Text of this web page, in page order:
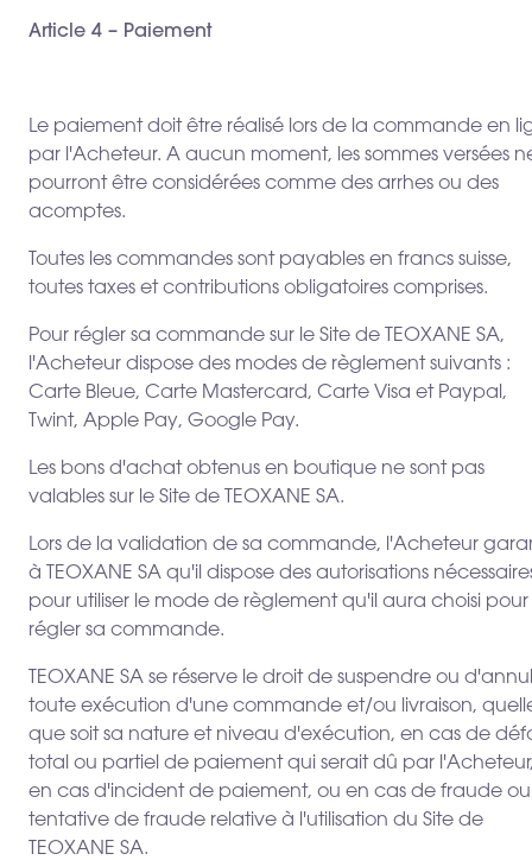
Article 4 – Paiement
Le paiement doit être réalisé lors de la commande en
par l'Acheteur. A aucun moment, les sommes versées
pourront être considérées comme des arrhes ou des
acomptes.
Toutes les commandes sont payables en francs suisse,
toutes taxes et contributions obligatoires comprises.
Pour régler sa commande sur le Site de TEOXANE SA,
l'Acheteur dispose des modes de règlement suivants :
Carte Bleue, Carte Mastercard, Carte Visa et Paypal,
Twint, Apple Pay, Google Pay.
Les bons d'achat obtenus en boutique ne sont pas
valables sur le Site de TEOXANE SA.
Lors de la validation de sa commande, l'Acheteur
à TEOXANE SA qu'il dispose des autorisations
pour utiliser le mode de règlement qu'il aura choisi pour
régler sa commande.
TEOXANE SA se réserve le droit de suspendre ou
toute exécution d'une commande et/ou livraison,
que soit sa nature et niveau d'exécution, en cas de
total ou partiel de paiement qui serait dû par
en cas d'incident de paiement, ou en cas de fraude ou
tentative de fraude relative à l'utilisation du Site de
TEOXANE SA.